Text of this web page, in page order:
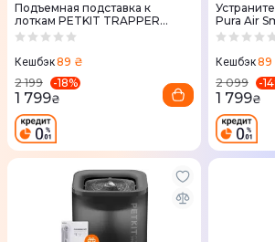
Подъемная подставка к
лоткам PETKIT TRAPPER
P9219
Кешбэк89 ₴
2 199
-18%
1 799₴
Pura Air
Кешбэк89
2 099
-14
1 799₴